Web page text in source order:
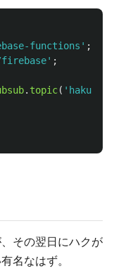
functions ' ;
firebase' ;
. topic( ' haku
その翌日にハクが
名なはず。